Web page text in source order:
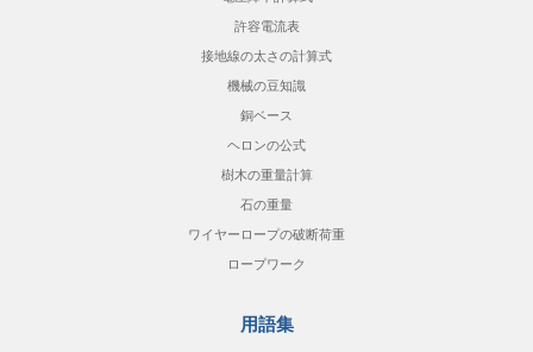
許容電流表
接地線の太さの計算式
機械の豆知識
銅ベース
ヘロンの公式
樹木の重量計算
石の重量
ワイヤーロープの破断荷重
ロープワーク
用語集